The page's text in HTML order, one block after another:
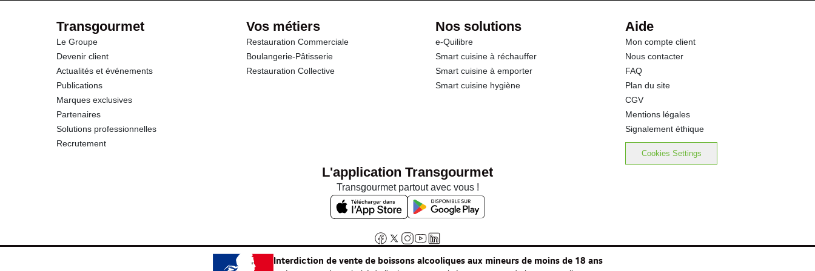
Transgourmet
Le Groupe
Devenir client
Actualités et événements
Publications
Marques exclusives
Partenaires
Solutions professionnelles
Recrutement
Vos métiers
Restauration Commerciale
Boulangerie-Pâtisserie
Restauration Collective
Nos solutions
e-Quilibre
Smart cuisine à réchauffer
Smart cuisine à emporter
Smart cuisine hygiène
Aide
Mon compte client
Nous contacter
FAQ
Plan du site
CGV
Mentions légales
Signalement éthique
Cookies Settings
L'application Transgourmet
Transgourmet partout avec vous !
Interdiction de vente de boissons alcooliques aux mineurs de moins de 18 ans